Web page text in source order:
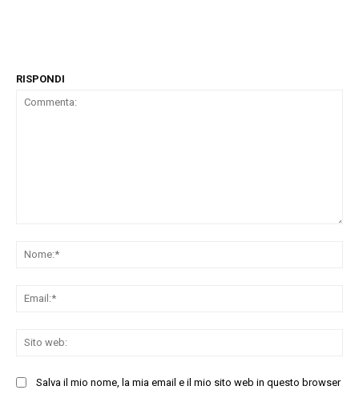
RISPONDI
Salva il mio nome, la mia email e il mio sito web in questo browser